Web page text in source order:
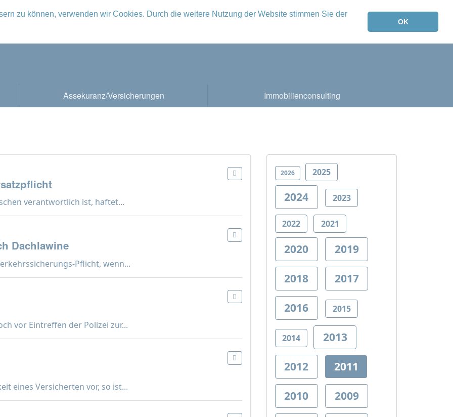
zu können, verwenden wir Cookies. Durch die weitere Nutzung der Website stimmen Sie der
OK
Assekuranz/Versicherungen Immobilienconsulting
verantwortlich ist, haftet...
Dachlawine
Pflicht, wenn...
vor Eintreffen der Polizei zur...
eines Versicherten vor, so ist...
2026 2025
2024 2023
2022 2021
2020 2019
2018 2017
2016 2015
2014 2013
2012 2011
2010 2009